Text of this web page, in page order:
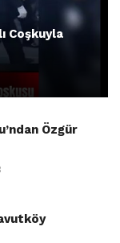
Coşkuyla
Özgür